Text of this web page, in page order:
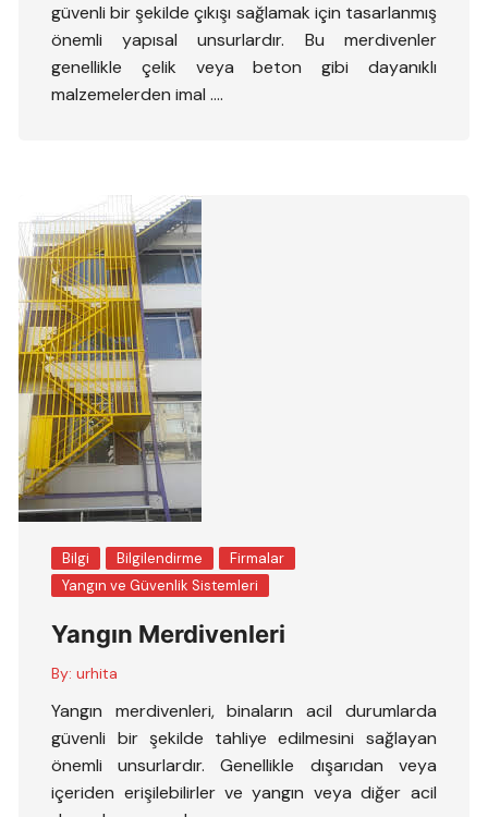
güvenli bir şekilde çıkışı sağlamak için tasarlanmış
önemli yapısal unsurlardır. Bu merdivenler
genellikle çelik veya beton gibi dayanıklı
malzemelerden imal ….
Bilgi Bilgilendirme
Firmalar
Yangın ve Güvenlik Sistemleri
Yangın Merdivenleri
By: urhita
Yangın merdivenleri, binaların acil durumlarda
güvenli bir şekilde tahliye edilmesini sağlayan
önemli unsurlardır. Genellikle dışarıdan veya
içeriden erişilebilirler ve yangın veya diğer acil